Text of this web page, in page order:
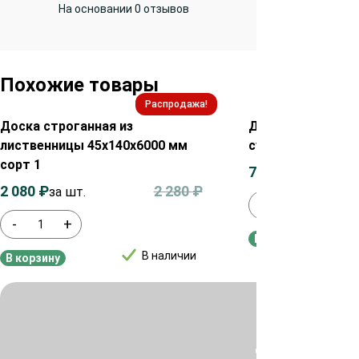
На основании 0 отзывов
Похожие товары
Распродажа!
Доска строганная из
лиственницы 45х140х6000 мм
сорт 1
- +
В наличии
2 280₽
2 080 ₽за шт.
В корзину
Доска строганая
сухая
757
Для уточнения